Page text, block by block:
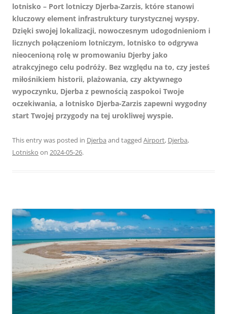
lotnisko – Port lotniczy Djerba-Zarzis, które stanowi
kluczowy element infrastruktury turystycznej wyspy.
Dzięki swojej lokalizacji, nowoczesnym udogodnieniom i
licznych połączeniom lotniczym, lotnisko to odgrywa
nieocenioną rolę w promowaniu Djerby jako
atrakcyjnego celu podróży. Bez względu na to, czy jesteś
miłośnikiem historii, plażowania, czy aktywnego
wypoczynku, Djerba z pewnością zaspokoi Twoje
oczekiwania, a lotnisko Djerba-Zarzis zapewni wygodny
start Twojej przygody na tej urokliwej wyspie.
This entry was posted in Djerba and tagged Airport, Djerba,
Lotnisko on 2024-05-26.